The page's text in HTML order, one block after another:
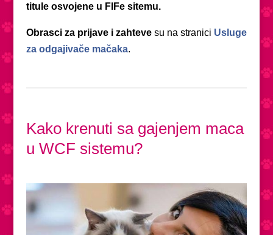
titule osvojene u FIFe sitemu.
Obrasci za prijave i zahteve su na stranici Usluge
za odgajivače mačaka.
Kako krenuti sa gajenjem maca
u WCF sistemu?